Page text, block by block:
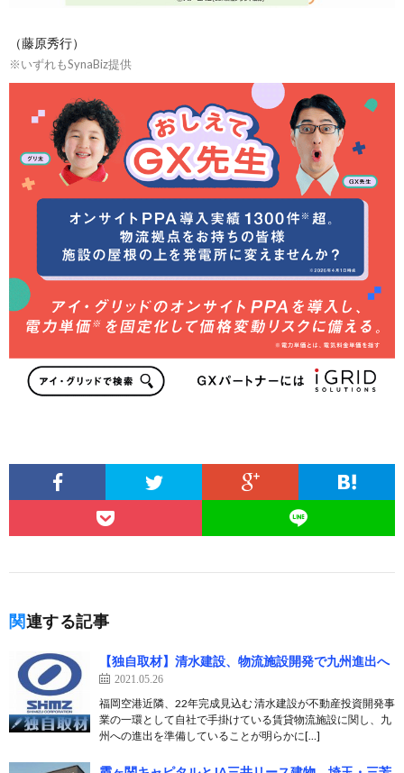
（藤原秀行）
※いずれもSynaBiz提供
関連する記事
【独自取材】清水建設、物流施設開発で九州進出へ
2021.05.26
福岡空港近隣、22年完成見込む 清水建設が不動産投資開発事
業の一環として自社で手掛けている賃貸物流施設に関し、九
州への進出を準備していることが明らかに[…]